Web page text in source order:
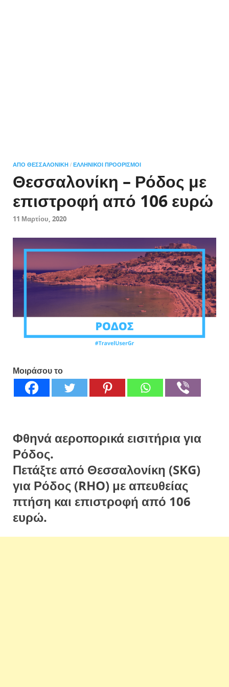
ΑΠΌ ΘΕΣΣΑΛΟΝΊΚΗ / ΕΛΛΗΝΙΚΟΊ ΠΡΟΟΡΙΣΜΟΊ
Θεσσαλονίκη – Ρόδος με
επιστροφή από 106 ευρώ
11 Μαρτίου, 2020
Μοιράσου το
Φθηνά αεροπορικά εισιτήρια για
Ρόδος.
Πετάξτε από Θεσσαλονίκη (SKG)
για Ρόδος (RHO) με απευθείας
πτήση και επιστροφή από 106
ευρώ.